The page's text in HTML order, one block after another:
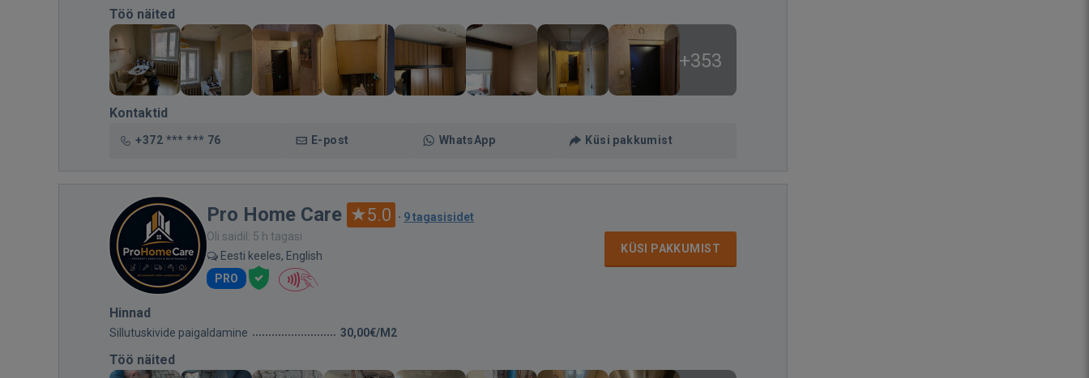
Töö näited
+353
Kontaktid
+372 *** *** 76 E-post WhatsApp Küsi pakkumist
Pro Home Care 5.0 · 9 tagasisidet
Oli saidil: 5 h tagasi
Eesti keeles, English
PRO
KÜSI PAKKUMIST
Hinnad
Sillutuskivide paigaldamine 30,00€/M2
Töö näited